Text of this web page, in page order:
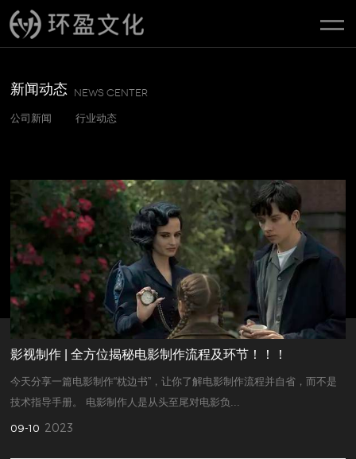
新闻动态 NEWS CENTER
公司新闻 行业动态
影视制作 | 全方位揭秘电影制作流程及环节！！！
今天分享一篇电影制作“枕边书”，让你了解电影制作流程并自省，而不是
技术指导手册。 电影制作人是从头至尾对电影负...
09-10 2023